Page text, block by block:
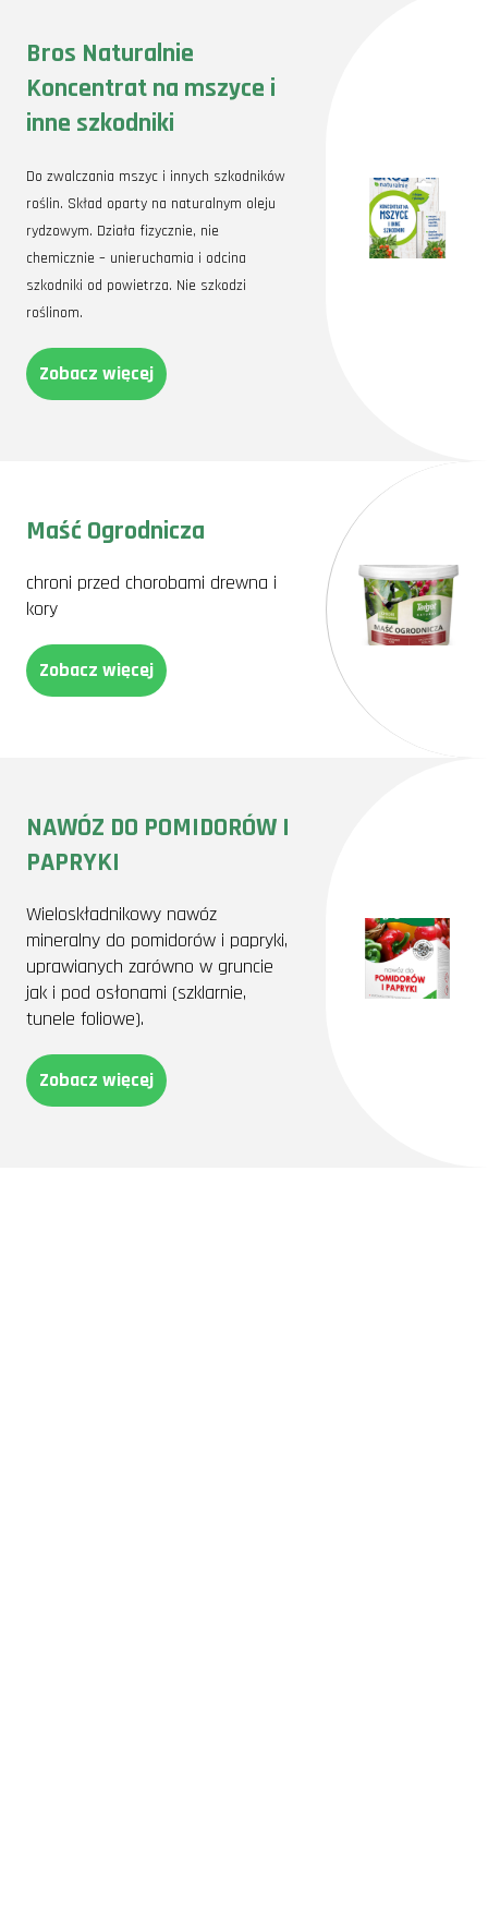
Bros Naturalnie
Koncentrat na mszyce i
inne szkodniki
Do zwalczania mszyc i innych szkodników
roślin. Skład oparty na naturalnym oleju
rydzowym. Działa fizycznie, nie
chemicznie – unieruchamia i odcina
szkodniki od powietrza. Nie szkodzi
roślinom.
Zobacz więcej
Maść Ogrodnicza
chroni przed chorobami drewna i
kory
Zobacz więcej
NAWÓZ DO POMIDORÓW I
PAPRYKI
Wieloskładnikowy nawóz
mineralny do pomidorów i papryki,
uprawianych zarówno w gruncie
jak i pod osłonami (szklarnie,
tunele foliowe).
Zobacz więcej